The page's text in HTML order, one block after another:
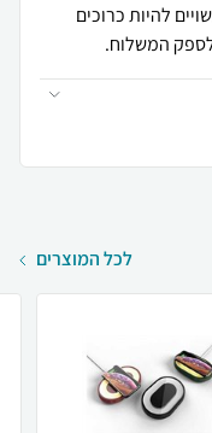
להיות כרוכים
המשלוח.
לכל המוצרים